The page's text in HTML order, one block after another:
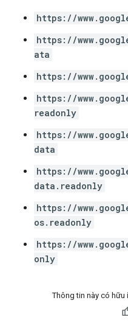
https://
https://
ata
https://
https://
readonly
https://
data
https://
data.readonly
https://
os.readonly
https://
only
Thông tin này có